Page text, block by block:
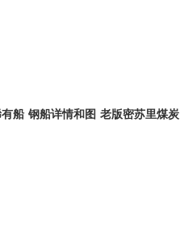
船 钢船详情和图 老版密苏里煤炭